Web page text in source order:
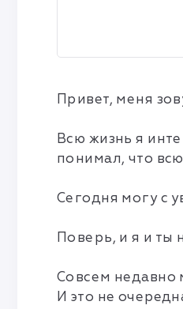
Привет, меня
Всю жизнь я
понимал, что
Сегодня могу с
Поверь, и я и ты
Совсем недавно
И это не